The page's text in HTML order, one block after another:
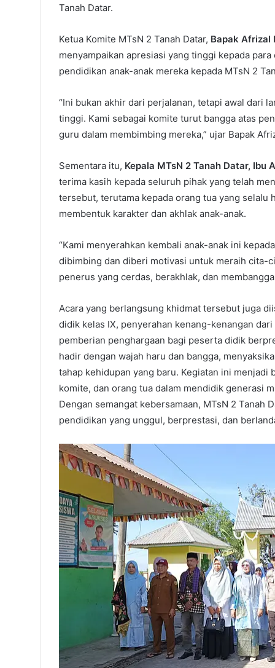
Tanah Datar.
Ketua Komite MTsN 2 Tanah Datar, Bapak Afrizal
menyampaikan apresiasi yang tinggi kepada
pendidikan anak-anak mereka kepada MTsN 2
“Ini bukan akhir dari perjalanan, tetapi awal dari
tinggi. Kami sebagai komite turut bangga atas
guru dalam membimbing mereka,” ujar Bapak
Sementara itu, Kepala MTsN 2 Tanah Datar, Ibu
terima kasih kepada seluruh pihak yang telah
tersebut, terutama kepada orang tua yang selalu
membentuk karakter dan akhlak anak-anak.
“Kami menyerahkan kembali anak-anak ini
dibimbing dan diberi motivasi untuk meraih cita-
penerus yang cerdas, berakhlak, dan
Acara yang berlangsung khidmat tersebut juga
didik kelas IX, penyerahan kenang-kenangan
pemberian penghargaan bagi peserta didik
hadir dengan wajah haru dan bangga,
tahap kehidupan yang baru. Kegiatan ini
komite, dan orang tua dalam mendidik generasi
Dengan semangat kebersamaan, MTsN 2 Tanah
pendidikan yang unggul, berprestasi, dan